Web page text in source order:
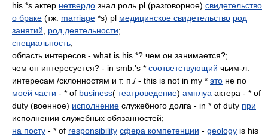
his *s актер нетвердо знал роль pl (разговорное) свидетельство
о браке (тж. marriage *s) pl медицинское свидетельство род
занятий
род деятельности;
специальность;
область интересов - what is his *? чем он занимается?;
чем он интересуется? - in smb.'s * соответствующий чьим-л.
интересам /склонностям и т. п./ - this is not in my * это не по
моей части - * of business( театроведение) амплуа актера - * of
duty (военное) исполнение служебного долга - in * of duty при
исполнении служебных обязанностей;
на посту - * of responsibility сфера компетенции - geology is his